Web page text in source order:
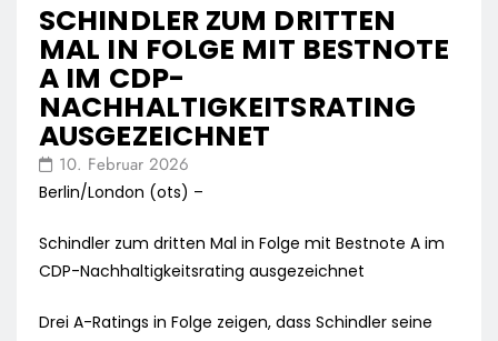
SCHINDLER ZUM DRITTEN
MAL IN FOLGE MIT BESTNOTE
A IM CDP-
NACHHALTIGKEITSRATING
AUSGEZEICHNET
10. Februar 2026
Berlin/London (ots) –
Schindler zum dritten Mal in Folge mit Bestnote A im
CDP-Nachhaltigkeitsrating ausgezeichnet
Drei A-Ratings in Folge zeigen, dass Schindler seine